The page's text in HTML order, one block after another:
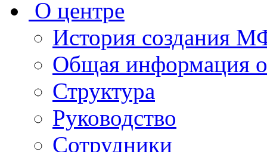
О центре
История создания
Общая
Структура
Руководство
Сотрудники